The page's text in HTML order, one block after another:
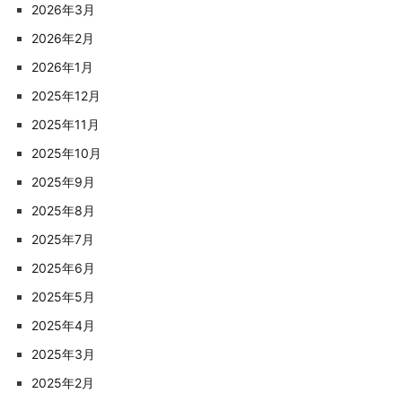
2026年3月
2026年2月
2026年1月
2025年12月
2025年11月
2025年10月
2025年9月
2025年8月
2025年7月
2025年6月
2025年5月
2025年4月
2025年3月
2025年2月